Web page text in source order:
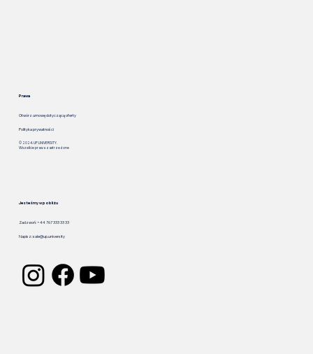
Prawa
Otwórz umowę dotyczącą oferty
Polityka prywatności
© 2024. UP.UNIVERSITY.
Wszelkie prawa zastrzeżone
Jesteśmy w pobliżu
Napisz:sale@up.university
Zadzwoń: +44 767 333 33 33